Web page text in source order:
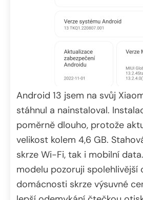
Android 13 jsem na svůj
stáhnul a nainstaloval.
poměrně dlouho, protože
velikost kolem 4,6 GB.
skrze Wi-Fi, tak i mobilní
modelu pozoruji spolehlivější
domácnosti skrze výsuvné